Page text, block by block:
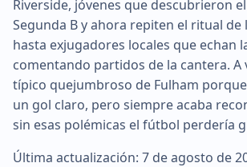
Riverside, jóvenes que descubrieron
Segunda B y ahora repiten el ritual de
hasta exjugadores locales que echan
comentando partidos de la cantera. A
típico quejumbroso de Fulham
un gol claro, pero siempre acaba
sin esas polémicas el fútbol perdería
Última actualización: 7 de agosto de